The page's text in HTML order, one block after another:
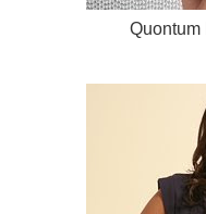
Quontum